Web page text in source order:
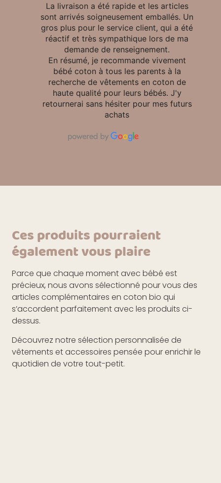
La livraison a été rapide et les articles
sont arrivés soigneusement emballés. Un
gros plus pour le service client, qui a été
réactif et très sympathique lors de ma
demande de renseignement.
En résumé, je recommande vivement
bébé coton à tous les parents à la
recherche de vêtements en coton de
haute qualité pour leurs bébés. J'y
retournerai sans hésiter pour mes futurs
achats
Ces produits pourraient
également vous plaire
Parce que chaque moment avec bébé est
précieux, nous avons sélectionné pour vous des
articles complémentaires en coton bio qui
s’accordent parfaitement avec les produits ci-
dessus.
Découvrez notre sélection personnalisée de
vêtements et accessoires pensée pour enrichir le
quotidien de votre tout-petit.